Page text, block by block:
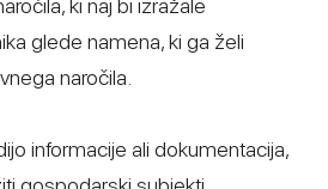
ki naj bi izražale
glede namena, ki ga želi
naročila.
informacije ali dokumentacija,